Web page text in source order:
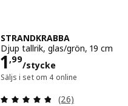
STRANDKRABBA
Djup tallrik, glas/grön, 19 cm
1,99
/stycke
Pris 1,99/
Säljs i set om 4 online
Recension:
(26)